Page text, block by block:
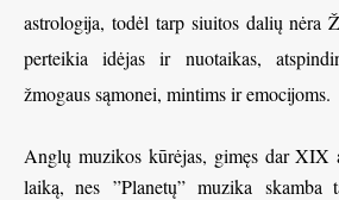
astrologija, todėl tarp siuitos dalių nėra
perteikia idėjas ir nuotaikas,
žmogaus sąmonei, mintims ir emocijoms.
Anglų muzikos kūrėjas, gimęs dar XIX
laiką, nes ”Planetų” muzika skamba